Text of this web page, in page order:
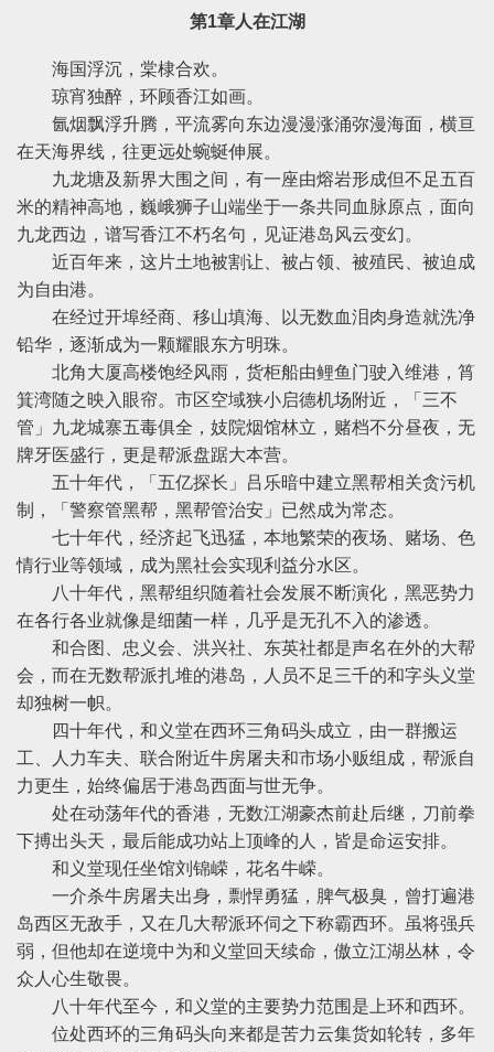
第1章人在江湖
海国浮沉，棠棣合欢。
琼宵独醉，环顾香江如画。
氤烟飘浮升腾，平流雾向东边漫漫涨涌弥漫海面，横亘
在天海界线，往更远处蜿蜒伸展。
九龙塘及新界大围之间，有一座由熔岩形成但不足五百
米的精神高地，巍峨狮子山端坐于一条共同血脉原点，面向
九龙西边，谱写香江不朽名句，见证港岛风云变幻。
近百年来，这片土地被割让、被占领、被殖民、被迫成
为自由港。
在经过开埠经商、移山填海、以无数血泪肉身造就洗净
铅华，逐渐成为一颗耀眼东方明珠。
北角大厦高楼饱经风雨，货柜船由鲤鱼门驶入维港，筲
箕湾随之映入眼帘。市区空域狭小启德机场附近，「三不
管」九龙城寨五毒俱全，妓院烟馆林立，赌档不分昼夜，无
牌牙医盛行，更是帮派盘踞大本营。
五十年代，「五亿探长」吕乐暗中建立黑帮相关贪污机
制，「警察管黑帮，黑帮管治安」已然成为常态。
七十年代，经济起飞迅猛，本地繁荣的夜场、赌场、色
情行业等领域，成为黑社会实现利益分水区。
八十年代，黑帮组织随着社会发展不断演化，黑恶势力
在各行各业就像是细菌一样，几乎是无孔不入的渗透。
和合图、忠义会、洪兴社、东英社都是声名在外的大帮
会，而在无数帮派扎堆的港岛，人员不足三千的和字头义堂
却独树一帜。
四十年代，和义堂在西环三角码头成立，由一群搬运
工、人力车夫、联合附近牛房屠夫和市场小贩组成，帮派自
力更生，始终偏居于港岛西面与世无争。
处在动荡年代的香港，无数江湖豪杰前赴后继，刀前拳
下搏出头天，最后能成功站上顶峰的人，皆是命运安排。
和义堂现任坐馆刘锦嵘，花名牛嵘。
一介杀牛房屠夫出身，剽悍勇猛，脾气极臭，曾打遍港
岛西区无敌手，又在几大帮派环伺之下称霸西环。虽将强兵
弱，但他却在逆境中为和义堂回天续命，傲立江湖丛林，令
众人心生敬畏。
八十年代至今，和义堂的主要势力范围是上环和西环。
位处西环的三角码头向来都是苦力云集货如轮转，多年